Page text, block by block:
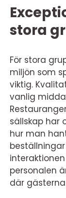
stora
För stora
miljön som
viktig.
vanlig
sällskap har
hur man
personalen
där